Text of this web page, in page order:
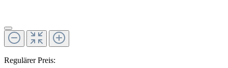
Regulärer Preis: